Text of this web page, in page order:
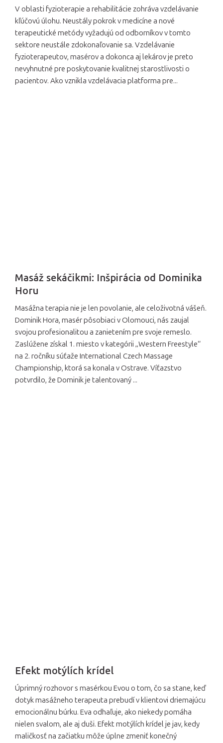
V oblasti fyzioterapie a rehabilitácie zohráva vzdelávanie
kľúčovú úlohu. Neustály pokrok v medicíne a nové
terapeutické metódy vyžadujú od odborníkov v tomto
sektore neustále zdokonaľovanie sa. Vzdelávanie
fyzioterapeutov, masérov a dokonca aj lekárov je preto
nevyhnutné pre poskytovanie kvalitnej starostlivosti o
pacientov. Ako vznikla vzdelávacia platforma pre...
Masáž sekáčikmi: Inšpirácia od Dominika
Horu
Masážna terapia nie je len povolanie, ale celoživotná vášeň.
Dominik Hora, masér pôsobiaci v Olomouci, nás zaujal
svojou profesionalitou a zanietením pre svoje remeslo.
Zaslúžene získal 1. miesto v kategórii „Western Freestyle“
na 2. ročníku súťaže International Czech Massage
Championship, ktorá sa konala v Ostrave. Víťazstvo
potvrdilo, že Dominik je talentovaný ...
Efekt motýlích krídel
Úprimný rozhovor s masérkou Evou o tom, čo sa stane, keď
dotyk masážneho terapeuta prebudí v klientovi driemajúcu
emocionálnu búrku. Eva odhaľuje, ako niekedy pomáha
nielen svalom, ale aj duši. Efekt motýlích krídel je jav, kedy
maličkosť na začiatku môže úplne zmeniť konečný